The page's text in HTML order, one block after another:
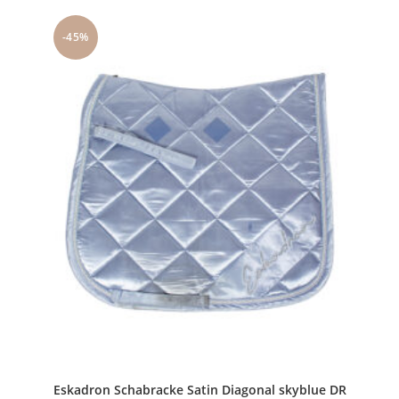
auf
der
Produktseite
gewählt
werden
-45%
Eskadron Schabracke Satin Diagonal skyblue DR